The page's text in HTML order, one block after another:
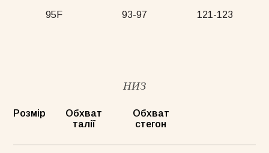
95F 93-97 121-123
НИЗ
Розмір
Обхват
талії
Обхват
стегон